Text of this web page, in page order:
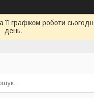
графіком роботи
день.